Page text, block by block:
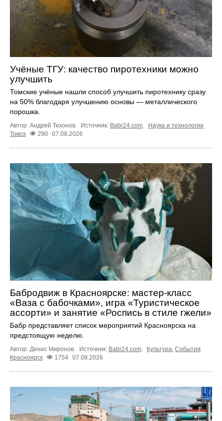
Учёные ТГУ: качество пиротехники можно
улучшить
Томские учёные нашли способ улучшить пиротехнику сразу
на 50% благодаря улучшению основы — металлического
порошка.
Автор: Андрей Тихонов. Источник: Babr24.com.
Наука и технологии
Томск
290 07.08.2026
Бабродвиж в Красноярске: мастер-класс
«Ваза с бабочками», игра «Туристическое
ассорти» и занятие «Роспись в стиле гжели»
Бабр представляет список мероприятий Красноярска на
предстоящую неделю.
Автор: Денис Миронов. Источник: Babr24.com. Культура, События
Красноярск
1754 07.08.2026